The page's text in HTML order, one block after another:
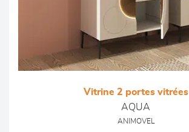
Vitrine 2 portes vitrées
AQUA
ANIMOVEL